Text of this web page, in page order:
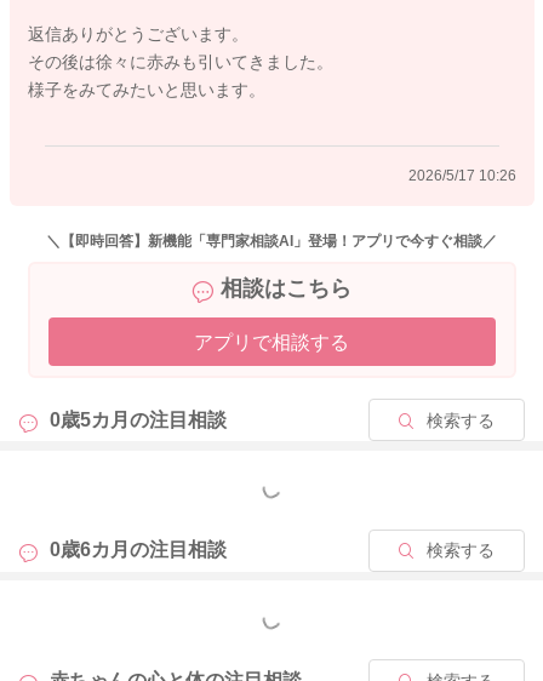
目の充血、赤みが時間の経過ととに落ち着いてくれているよう
でしたら、そのまま様子を見ていただくようになるのかなと思
2026/5/16 21:43
返信ありがとうございます。
その後は徐々に赤みも引いてきました。
様子をみてみたいと思います。
2026/5/17 10:26
＼【即時回答】新機能「専門家相談AI」登場！アプリで今すぐ相談／
相談はこちら
アプリで相談する
0歳5カ月の注目相談 検索する
もっと見る
0歳6カ月の注目相談 検索する
もっと見る